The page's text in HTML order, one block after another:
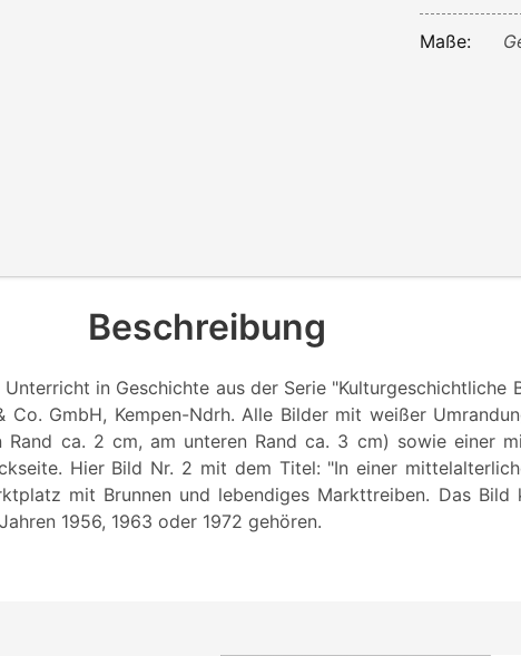
Maße:
Beschreibung
in Geschichte aus der Serie "Kulturgeschichtliche
Co. GmbH, Kempen-Ndrh. Alle Bilder mit weißer
Rand ca. 2 cm, am unteren Rand ca. 3 cm) sowie einer
Hier Bild Nr. 2 mit dem Titel: "In einer
mit Brunnen und lebendiges Markttreiben. Das Bild
1956, 1963 oder 1972 gehören.